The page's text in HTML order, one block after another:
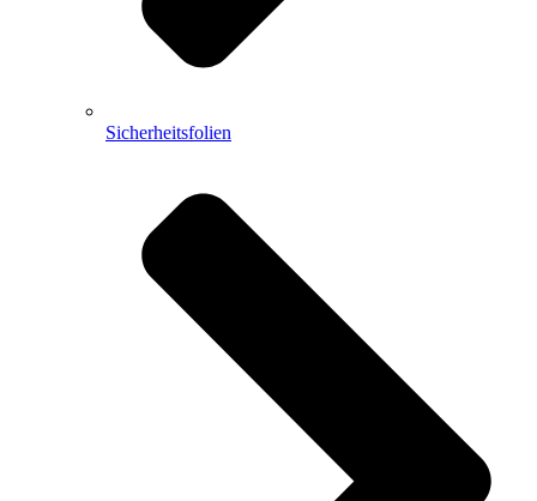
Sicherheitsfolien